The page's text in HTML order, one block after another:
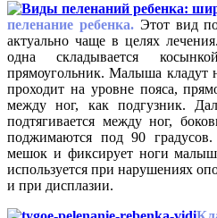
пеленание ребенка.Этот вид
актуально чаще в целях
одна складывается
прямоугольник. Малыша кладут
проходит на уровне пояса,
между ног, как подгузник.
подтягивается между ног,
поджимаются под 90 градусов.
мешок и фиксирует ноги
используется при нарушениях
и при дисплазии.